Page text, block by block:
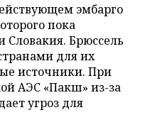
эмбарго
пока
Словакия. Брюссель
для их
источники. При
АЭС «Пакш» из-за
угроз для